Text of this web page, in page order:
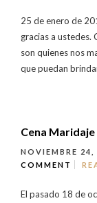
25 de enero de
gracias a
son quienes nos
que puedan
Cena
NOVIEMBRE 24,
COMMENT
El pasado 18 de